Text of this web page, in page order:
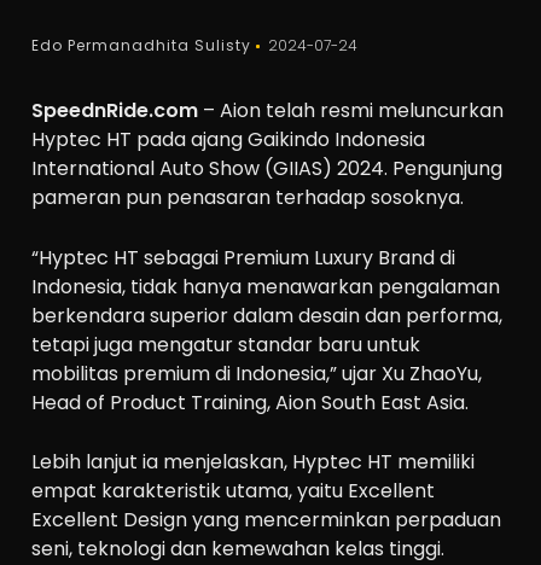
Edo Permanadhita Sulisty 2024-07-24
SpeednRide.com – Aion telah resmi meluncurkan
Hyptec HT pada ajang Gaikindo Indonesia
International Auto Show (GIIAS) 2024. Pengunjung
pameran pun penasaran terhadap sosoknya.
“Hyptec HT sebagai Premium Luxury Brand di
Indonesia, tidak hanya menawarkan pengalaman
berkendara superior dalam desain dan performa,
tetapi juga mengatur standar baru untuk
mobilitas premium di Indonesia,” ujar Xu ZhaoYu,
Head of Product Training, Aion South East Asia.
Lebih lanjut ia menjelaskan, Hyptec HT memiliki
empat karakteristik utama, yaitu Excellent
Excellent Design yang mencerminkan perpaduan
seni, teknologi dan kemewahan kelas tinggi.